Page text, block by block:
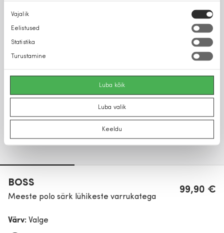
Nõusoleku
valik
Vajalik
Eelistused
Statistika
Turustamine
Luba kõik
Luba valik
Keeldu
BOSS
Meeste polo särk lühikeste varrukatega
99,90 €
Värv: Valge